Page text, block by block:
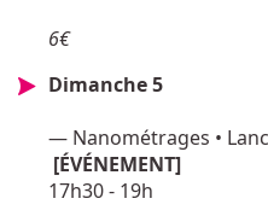
6€
Dimanche 5
— Nanométrages •
[ÉVÉNEMENT]
17h30 - 19h